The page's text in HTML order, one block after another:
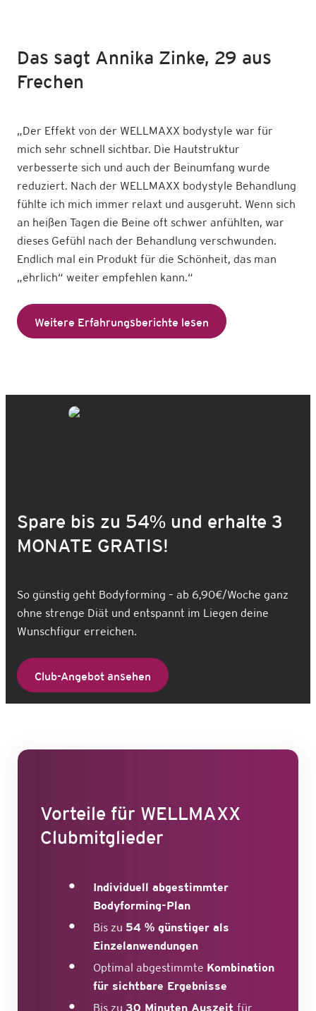
Das sagt Annika Zinke, 29 aus
Frechen
„Der Effekt von der WELLMAXX bodystyle war für
mich sehr schnell sichtbar. Die Hautstruktur
verbesserte sich und auch der Beinumfang wurde
reduziert. Nach der WELLMAXX bodystyle Behandlung
fühlte ich mich immer relaxt und ausgeruht. Wenn sich
an heißen Tagen die Beine oft schwer anfühlten, war
dieses Gefühl nach der Behandlung verschwunden.
Endlich mal ein Produkt für die Schönheit, das man
„ehrlich“ weiter empfehlen kann.“
Weitere Erfahrungsberichte lesen
Spare bis zu 54% und erhalte 3
MONATE GRATIS!
So günstig geht Bodyforming – ab 6,90€/Woche ganz
ohne strenge Diät und entspannt im Liegen deine
Wunschfigur erreichen.
Club-Angebot ansehen
Vorteile für WELLMAXX
Clubmitglieder
Individuell abgestimmter
Bodyforming-Plan
Bis zu 54 % günstiger als
Einzelanwendungen
Optimal abgestimmte Kombination
für sichtbare Ergebnisse
Bis zu30 Minuten Auszeitfür